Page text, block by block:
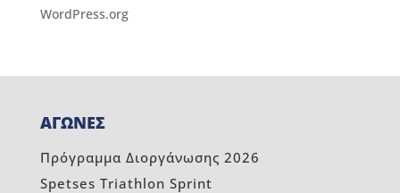
WordPress.org
ΑΓΩΝΕΣ
Πρόγραμμα Διοργάνωσης 2026
Spetses Triathlon Sprint